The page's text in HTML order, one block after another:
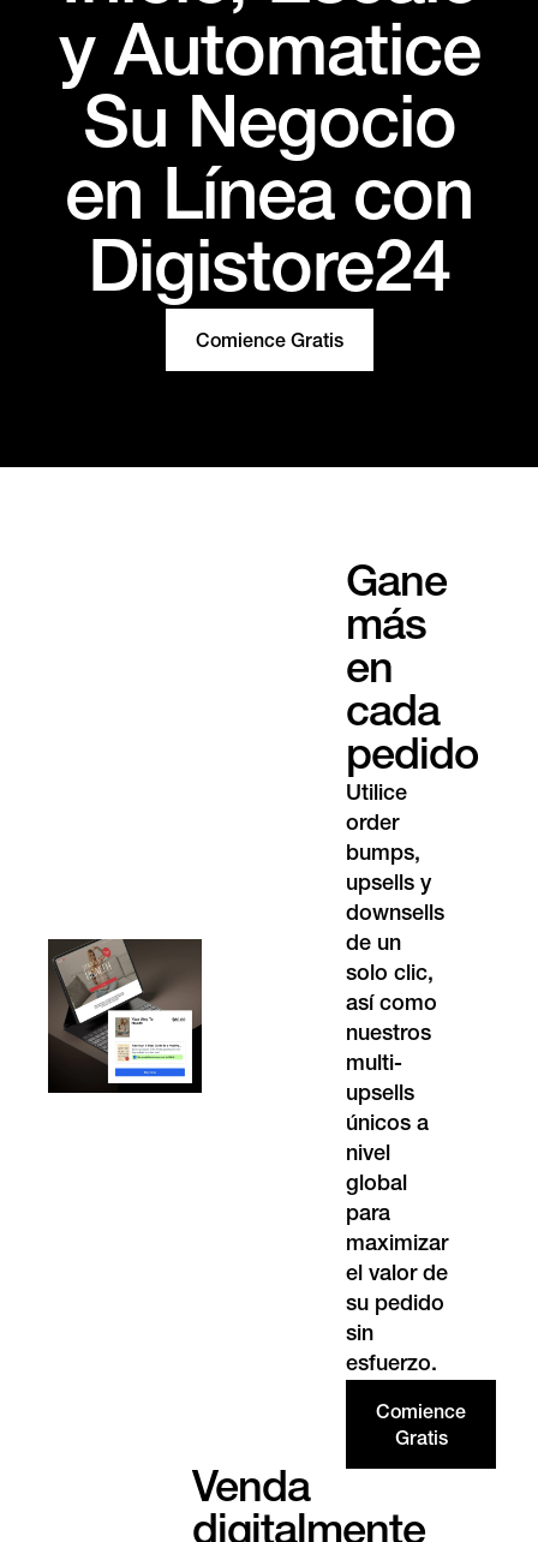
y Automatice
Su Negocio
en Línea con
Digistore24
Comience Gratis
Gane
más
en
cada
pedido
Utilice
order
bumps,
upsells y
downsells
de un
solo clic,
así como
nuestros
multi-
upsells
únicos a
nivel
global
para
maximizar
el valor de
su pedido
sin
esfuerzo.
Comience
Gratis
Venda